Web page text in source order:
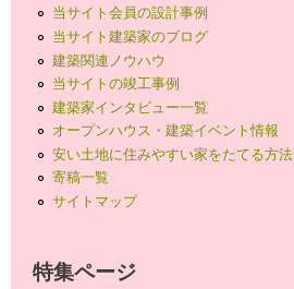
当サイト会員の設計事例
当サイト建築家のブログ
建築関連ノウハウ
当サイトの竣工事例
建築家インタビュー一覧
オープンハウス・建築イベント情報
安い土地に住みやすい家をたてる方法
寄稿一覧
サイトマップ
特集ページ